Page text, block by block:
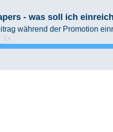
- was soll ich
während der Promotion